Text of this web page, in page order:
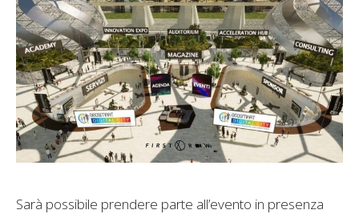
Sarà possibile prendere parte all’evento in presenza